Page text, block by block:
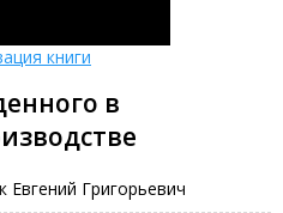
книги
в
Евгений Григорьевич